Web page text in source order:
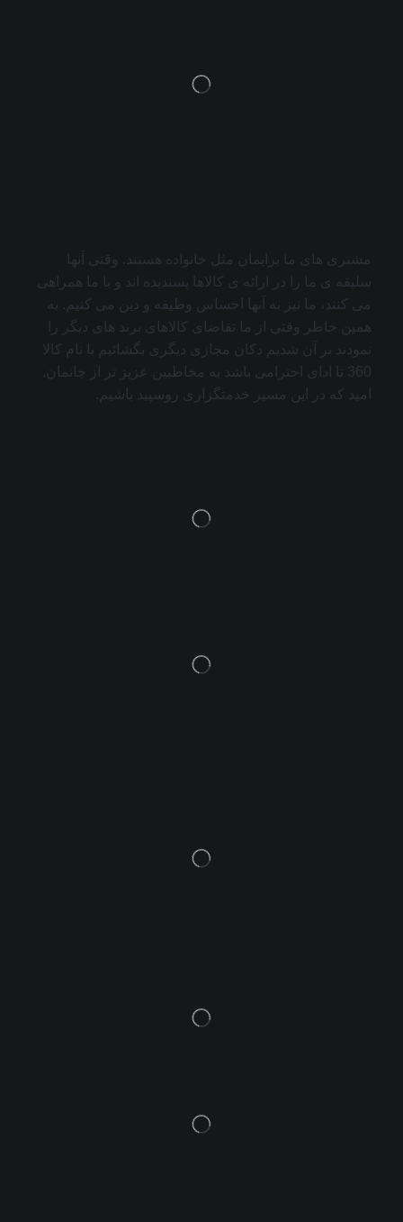
مشتری های ما برایمان مثل خانواده هستند. وقتی آنها
سلیقه ی ما را در ارائه ی کالاها پسندیده اند و با ما همراهی
می کنند، ما نیز به آنها احساس وظیفه و دین می کنیم. به
همین خاطر وقتی از ما تقاضای کالاهای برند های دیگر را
نمودند بر آن شدیم دکان مجازی دیگری بگشائیم با نام کالا
360 تا ادای احترامی باشد به مخاطبین عزیز تر از جانمان.
امید که در این مسیر خدمتگزاری روسپید باشیم.